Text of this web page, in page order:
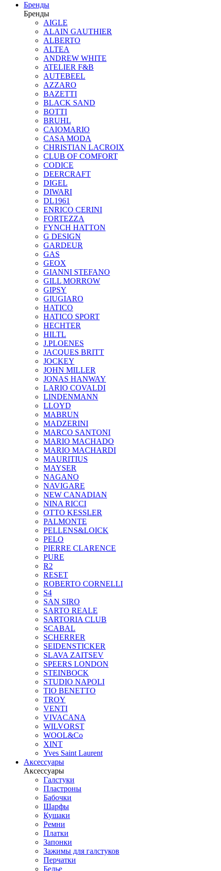
Бренды
Бренды
AIGLE
ALAIN GAUTHIER
ALBERTO
ALTEA
ANDREW WHITE
ATELIER F&B
AUTEBEEL
AZZARO
BAZETTI
BLACK SAND
BOTTI
BRUHL
CAIOMARIO
CASA MODA
CHRISTIAN LACROIX
CLUB OF COMFORT
CODICE
DEERCRAFT
DIGEL
DIWARI
DL1961
ENRICO CERINI
FORTEZZA
FYNCH HATTON
G DESIGN
GARDEUR
GAS
GEOX
GIANNI STEFANO
GILL MORROW
GIPSY
GIUGIARO
HATICO
HATICO SPORT
HECHTER
HILTL
J.PLOENES
JAСQUES BRITT
JOCKEY
JOHN MILLER
JONAS HANWAY
LARIO COVALDI
LINDENMANN
LLOYD
MABRUN
MADZERINI
MARCO SANTONI
MARIO MACHADO
MARIO MACHARDI
MAURITIUS
MAYSER
NAGANO
NAVIGARE
NEW CANADIAN
NINA RICCI
OTTO KESSLER
PALMONTE
PELLENS&LOICK
PELO
PIERRE CLARENCE
PURE
R2
RESET
ROBERTO CORNELLI
S4
SAN SIRO
SARTO REALE
SARTORIA CLUB
SCABAL
SCHERRER
SEIDENSTICKER
SLAVA ZAITSEV
SPEERS LONDON
STEINBOCK
STUDIO NAPOLI
TIO BENETTO
TROY
VENTI
VIVACANA
WILVORST
WOOL&Co
XINT
Yves Saint Laurent
Аксессуары
Аксессуары
Галстуки
Пластроны
Бабочки
Шарфы
Кушаки
Ремни
Платки
Запонки
Зажимы для галстуков
Перчатки
Белье